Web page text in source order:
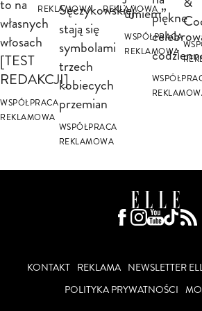
to na
własnych
włosach
[TEST
REDAKCJI]
WSPÓŁPRACA
REKLAMOWA
REKLAMOWA
Sęczykowskiej
stają się
symbolami
trzech
kobiecych
przemian
WSPÓŁPRACA
REKLAMOWA
REKLAMOWA
umiem”
WSPÓŁPRACA
REKLAMOWA
piękne
KONTAKT REKLAMA NEWSLETTER
POLITYKA PRYWATNOŚCI